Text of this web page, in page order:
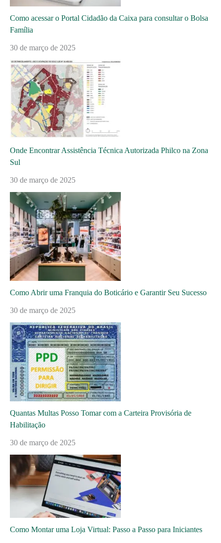
Como acessar o Portal Cidadão da Caixa para consultar o Bolsa
Família
30 de março de 2025
Onde Encontrar Assistência Técnica Autorizada Philco na Zona
Sul
30 de março de 2025
Como Abrir uma Franquia do Boticário e Garantir Seu Sucesso
30 de março de 2025
Quantas Multas Posso Tomar com a Carteira Provisória de
Habilitação
30 de março de 2025
Como Montar uma Loja Virtual: Passo a Passo para Iniciantes